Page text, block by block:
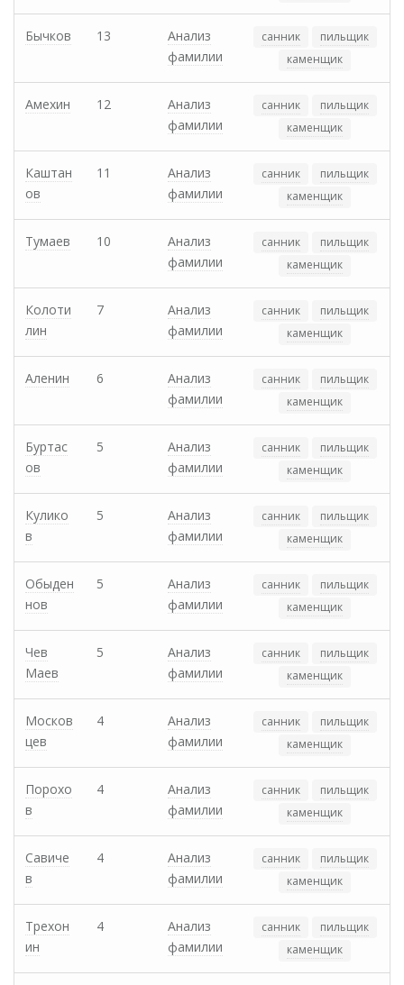
Бычков 13
Анализ
фамилии
санник
пильщик
каменщик
Амехин 12
Анализ
фамилии
санник
пильщик
каменщик
Каштан
ов
11
Анализ
фамилии
санник
пильщик
каменщик
Тумаев 10
Анализ
фамилии
санник
пильщик
каменщик
Колоти
лин
7
Анализ
фамилии
санник
пильщик
каменщик
Аленин 6
Анализ
фамилии
санник
пильщик
каменщик
Буртас
ов
5
Анализ
фамилии
санник
пильщик
каменщик
Кулико
в
5
Анализ
фамилии
санник
пильщик
каменщик
Обыден
нов
5
Анализ
фамилии
санник
пильщик
каменщик
Чев
Маев
5
Анализ
фамилии
санник
пильщик
каменщик
Москов
цев
4
Анализ
фамилии
санник
пильщик
каменщик
Порохо
в
4
Анализ
фамилии
санник
пильщик
каменщик
Савиче
в
4
Анализ
фамилии
санник
пильщик
каменщик
Трехон
ин
4
Анализ
фамилии
санник
пильщик
каменщик